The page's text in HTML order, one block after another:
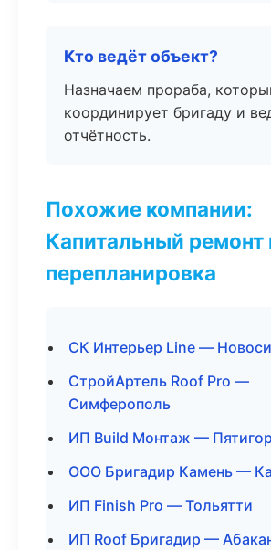
Кто ведёт объект?
Назначаем прораба,
координирует бригаду и
отчётность.
Похожие компании:
Капитальный ремонт
перепланировка
СК Интерьер Line —
СтройАртель Roof Pro —
Симферополь
ИП Build Монтаж —
ООО Бригадир Камень —
ИП Finish Pro — Тольятти
ИП Roof Бригадир —